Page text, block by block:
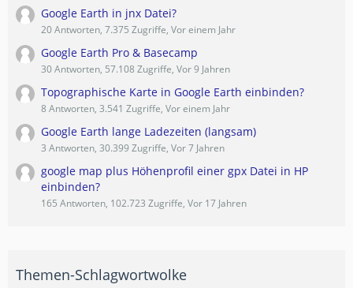
Google Earth in jnx Datei?
20 Antworten, 7.375 Zugriffe, Vor einem Jahr
Google Earth Pro & Basecamp
30 Antworten, 57.108 Zugriffe, Vor 9 Jahren
Topographische Karte in Google Earth einbinden?
8 Antworten, 3.541 Zugriffe, Vor einem Jahr
Google Earth lange Ladezeiten (langsam)
3 Antworten, 30.399 Zugriffe, Vor 7 Jahren
google map plus Höhenprofil einer gpx Datei in HP
einbinden?
165 Antworten, 102.723 Zugriffe, Vor 17 Jahren
Themen-Schlagwortwolke